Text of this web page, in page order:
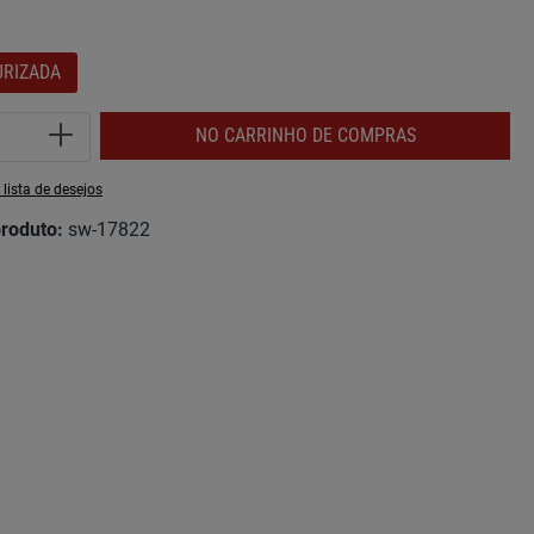
do Produto: Insira a quantidade
NO CARRINHO DE COMPRAS
de desejos
sw-17822